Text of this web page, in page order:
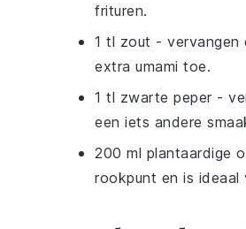
frituren.
1 tl zout - vervangen
extra umami toe.
1 tl zwarte peper -
een iets andere
200 ml plantaardige
rookpunt en is ideaal